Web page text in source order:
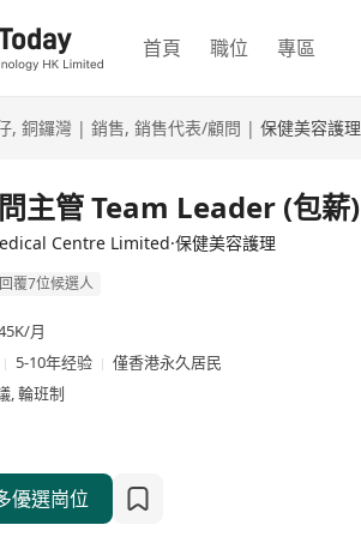
首頁 職位 專區
, 銅鑼灣 | 銷售, 銷售代表/顧問 | 保健美容護理
主管 Team Leader (包薪)
Centre Limited·保健美容護理
覆7位候選人
月
5-10年经验
僅香港永久居民
, 輪班制
優選崗位